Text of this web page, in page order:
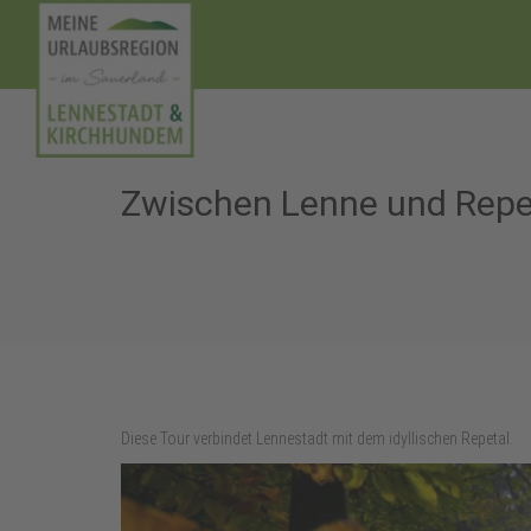
Zwischen Lenne und
Diese Tour verbindet Lennestadt mit dem idyllischen Repetal.